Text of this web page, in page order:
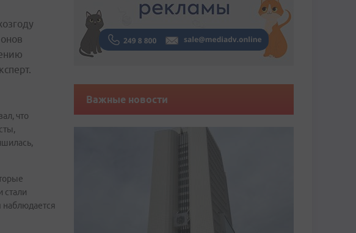
что
стали
Важные новости